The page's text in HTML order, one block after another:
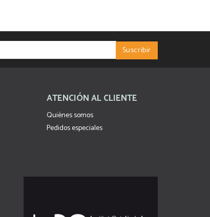
ATENCIÓN AL CLIENTE
Quiénes somos
Pedidos especiales